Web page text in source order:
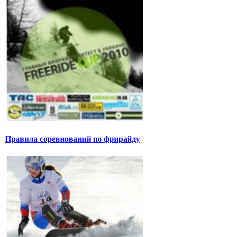
Правила соревнований по фрирайду